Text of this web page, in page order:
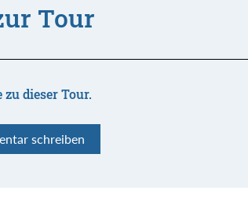
Tour
dieser Tour.
schreiben